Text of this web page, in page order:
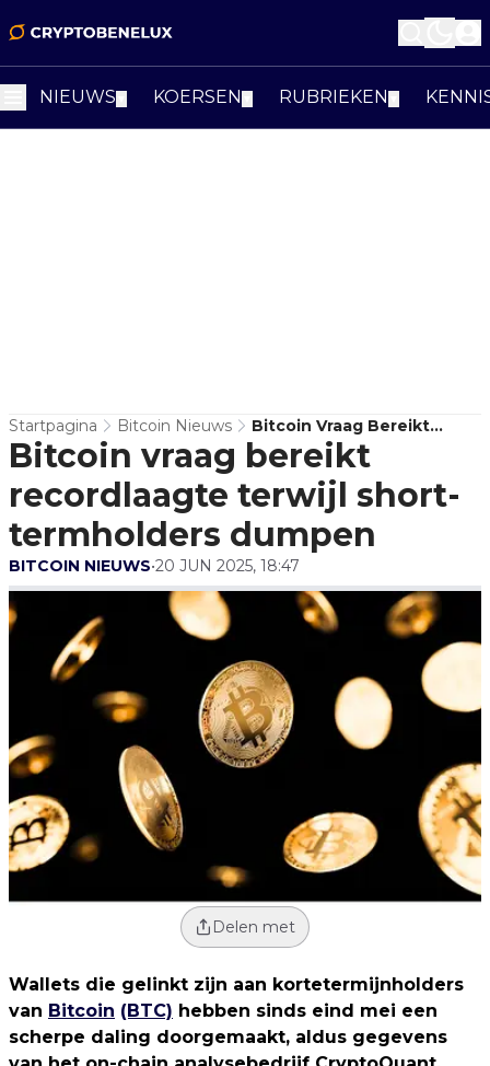
NIEUWS KOERSEN RUBRIEKEN
Startpagina Bitcoin Nieuws
Bitcoin Vraag Bereikt
Recordlaagte Terwijl
Short-Termholders
Dumpen
Bitcoin vraag bereikt
recordlaagte terwijl short-
termholders dumpen
BITCOIN NIEUWS•20 JUN 2025, 18:47
Delen met
Wallets die gelinkt zijn aan kortetermijnholders
van Bitcoin (BTC) hebben sinds eind mei een
scherpe daling doorgemaakt, aldus gegevens